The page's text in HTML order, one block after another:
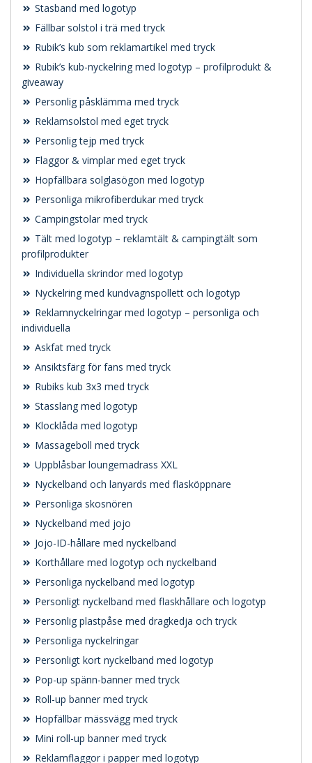
Stasband med logotyp
Fällbar solstol i trä med tryck
Rubik’s kub som reklamartikel med tryck
Rubik’s kub-nyckelring med logotyp – profilprodukt &
giveaway
Personlig påsklämma med tryck
Reklamsolstol med eget tryck
Personlig tejp med tryck
Flaggor & vimplar med eget tryck
Hopfällbara solglasögon med logotyp
Personliga mikrofiberdukar med tryck
Campingstolar med tryck
Tält med logotyp – reklamtält & campingtält som
profilprodukter
Individuella skrindor med logotyp
Nyckelring med kundvagnspollett och logotyp
Reklamnyckelringar med logotyp – personliga och
individuella
Askfat med tryck
Ansiktsfärg för fans med tryck
Rubiks kub 3x3 med tryck
Stasslang med logotyp
Klocklåda med logotyp
Massageboll med tryck
Uppblåsbar loungemadrass XXL
Nyckelband och lanyards med flasköppnare
Personliga skosnören
Nyckelband med jojo
Jojo-ID-hållare med nyckelband
Korthållare med logotyp och nyckelband
Personliga nyckelband med logotyp
Personligt nyckelband med flaskhållare och logotyp
Personlig plastpåse med dragkedja och tryck
Personliga nyckelringar
Personligt kort nyckelband med logotyp
Pop-up spänn-banner med tryck
Roll-up banner med tryck
Hopfällbar mässvägg med tryck
Mini roll-up banner med tryck
Reklamflaggor i papper med logotyp